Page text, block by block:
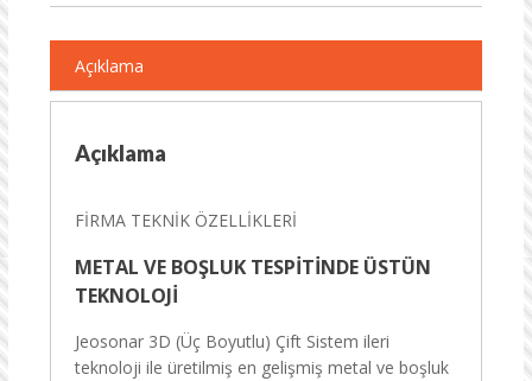
Açıklama
Açıklama
FİRMA TEKNİK ÖZELLİKLERİ
METAL VE BOŞLUK TESPİTİNDE ÜSTÜN
TEKNOLOJİ
Jeosonar 3D (Üç Boyutlu) Çift Sistem ileri
teknoloji ile üretilmiş en gelişmiş metal ve boşluk